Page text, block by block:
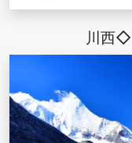
川西